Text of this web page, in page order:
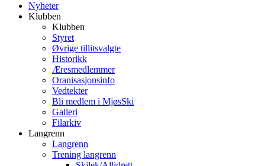
Nyheter
Klubben
Klubben
Styret
Øvrige tillitsvalgte
Historikk
Æresmedlemmer
Oranisasjonsinfo
Vedtekter
Bli medlem i MjøsSki
Galleri
Filarkiv
Langrenn
Langrenn
Trening langrenn